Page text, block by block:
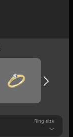
Ring size